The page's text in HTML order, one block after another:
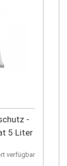
-
5 Liter
verfügbar